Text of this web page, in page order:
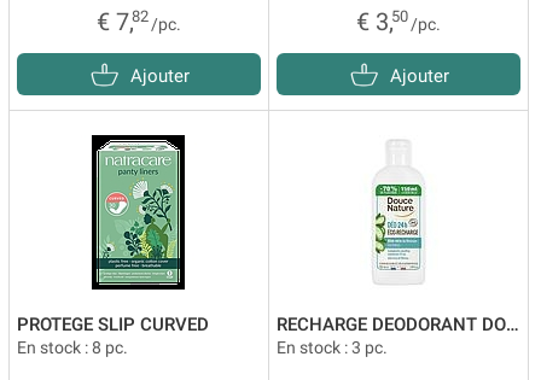
€ 7,82 /pc.
Ajouter
€ 3,50 /pc.
Ajouter
PROTEGE SLIP CURVED
En stock : 8 pc.
RECHARGE DEODORANT DOUCE NATURE
En stock : 3 pc.